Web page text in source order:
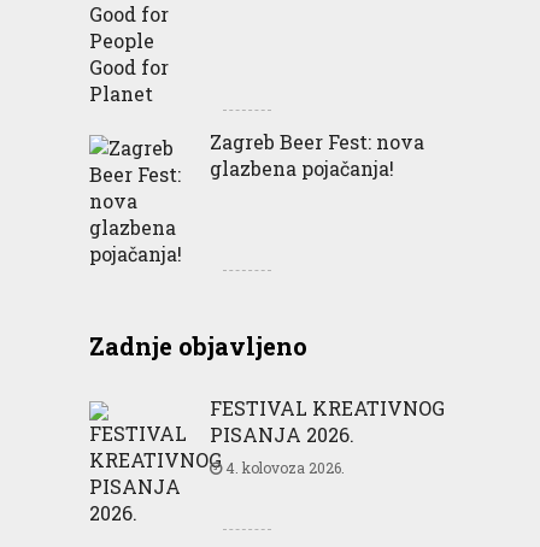
Zagreb Beer Fest: nova
glazbena pojačanja!
Zadnje objavljeno
FESTIVAL KREATIVNOG
PISANJA 2026.
4. kolovoza 2026.